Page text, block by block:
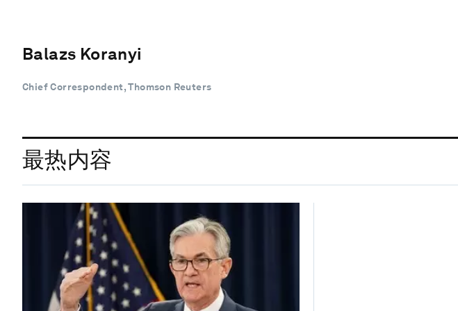
Balazs Koranyi
Chief Correspondent, Thomson Reuters
最热内容